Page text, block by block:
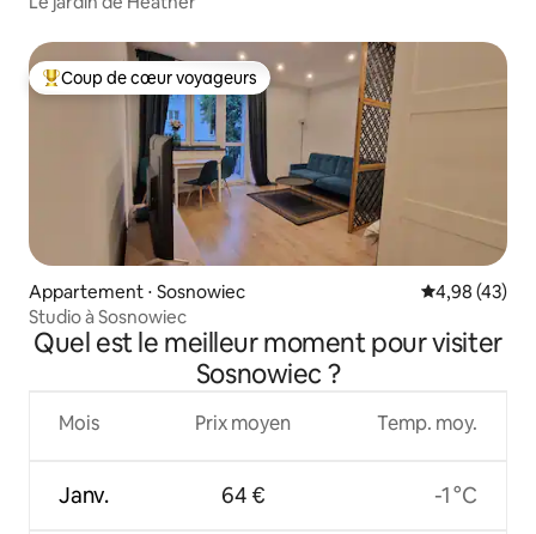
Coups de cœur voyageurs les plus appréciés
Coup de cœur voyageurs
Appartement ⋅ Sosnowiec Évaluation
4,98 (43)
Studio à Sosnowiec
Quel est le meilleur moment pour visiter
Sosnowiec ?
Mois
Janv.
Prix moyen
64 €
Temp. moy.
-1 °C